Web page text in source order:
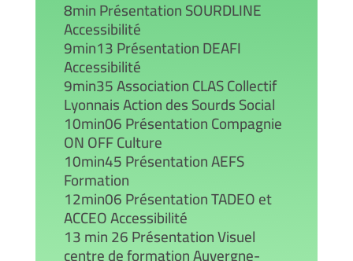
8min Présentation SOURDLINE
Accessibilité
9min13 Présentation DEAFI
Accessibilité
9min35 Association CLAS Collectif
Lyonnais Action des Sourds Social
10min06 Présentation Compagnie
ON OFF Culture
10min45 Présentation AEFS
Formation
12min06 Présentation TADEO et
ACCEO Accessibilité
13 min 26 Présentation Visuel